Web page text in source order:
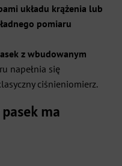
układu krążenia lub
pomiaru
z wbudowanym
napełnia się
ciśnieniomierz.
ma